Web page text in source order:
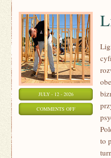
JULY - 12 - 2026
COMMENTS OFFON
LIGIESPORTU
to